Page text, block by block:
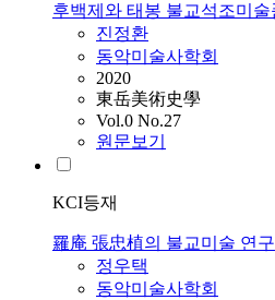
후백제와 태봉 불교석조미
진정환
동악미술사학회
2020
東岳美術史學
Vol.0 No.27
원문보기
KCI등재
羅庵 張忠植의 불교미술 연구
정우택
동악미술사학회